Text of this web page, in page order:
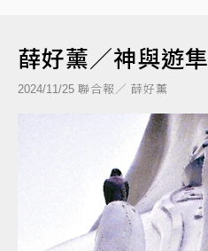
薛好薰／神與遊隼
2024/11/25 聯合報／ 薛好薰